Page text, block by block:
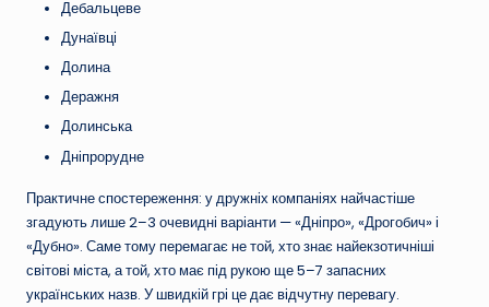
Дебальцеве
Дунаївці
Долина
Деражня
Долинська
Дніпрорудне
Практичне спостереження: у дружніх компаніях найчастіше
згадують лише 2–3 очевидні варіанти — «Дніпро», «Дрогобич» і
«Дубно». Саме тому перемагає не той, хто знає найекзотичніші
світові міста, а той, хто має під рукою ще 5–7 запасних
українських назв. У швидкій грі це дає відчутну перевагу.